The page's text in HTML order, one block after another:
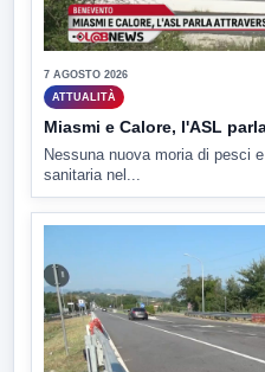
7 AGOSTO 2026
ATTUALITÀ
Miasmi e Calore, l'ASL
Nessuna nuova moria di pesci
sanitaria nel...